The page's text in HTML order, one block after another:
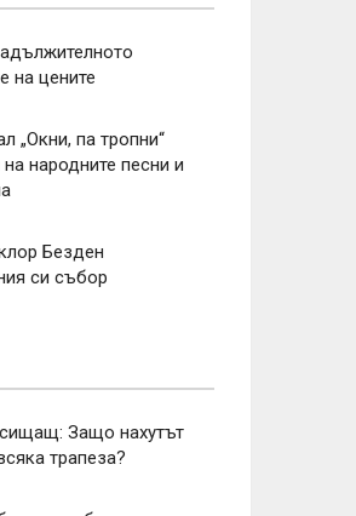
на цените
„Окни, па тропни“
народните песни и
Безден
си събор
Защо нахутът
трапеза?